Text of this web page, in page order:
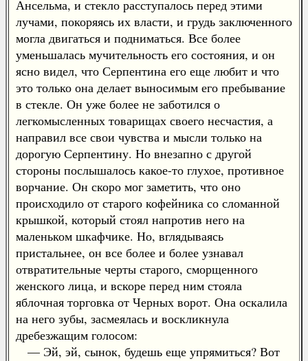
Ансельма, и стекло расступалось перед этими
лучами, покоряясь их власти, и грудь заключенного
могла двигаться и подниматься. Все более
уменьшалась мучительность его состояния, и он
ясно видел, что Серпентина его еще любит и что
это только она делает выносимым его пребывание
в стекле. Он уже более не заботился о
легкомысленных товарищах своего несчастия, а
направил все свои чувства и мысли только на
дорогую Серпентину. Но внезапно с другой
стороны послышалось какое-то глухое, противное
ворчание. Он скоро мог заметить, что оно
происходило от старого кофейника со сломанной
крышкой, который стоял напротив него на
маленьком шкафчике. Но, вглядываясь
пристальнее, он все более и более узнавал
отвратительные черты старого, сморщенного
женского лица, и вскоре перед ним стояла
яблочная торговка от Черных ворот. Она оскалила
на него зубы, засмеялась и воскликнула
дребезжащим голосом:
— Эй, эй, сынок, будешь еще упрямиться? Вот